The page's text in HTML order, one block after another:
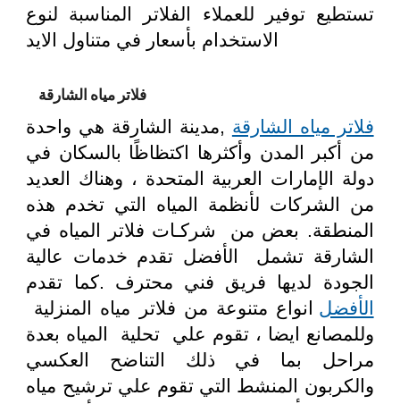
تستطيع توفير للعملاء الفلاتر المناسبة لنوع
الاستخدام بأسعار في متناول الايد
فلاتر مياه الشارقة
فلاتر مياه الشارقة ,مدينة الشارقة هي واحدة
من أكبر المدن وأكثرها اكتظاظًا بالسكان في
دولة الإمارات العربية المتحدة ، وهناك العديد
من الشركات لأنظمة المياه التي تخدم هذه
المنطقة. بعض من شركـات فلاتر المياه في
الشارقة تشمل الأفضل تقدم خدمات عالية
الجودة لديها فريق فني محترف .كما تقدم
الأفضل انواع متنوعة من فلاتر مياه المنزلية
وللمصانع ايضا ، تقوم علي تحلية المياه بعدة
مراحل بما في ذلك التناضح العكسي
والكربون المنشط التي تقوم علي ترشيح مياه